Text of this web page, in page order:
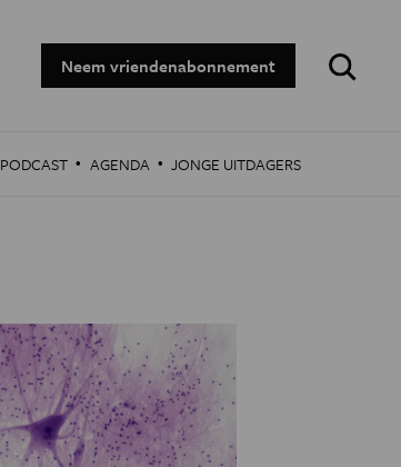
Neem vriendenabonnement
Zoeken:
PODCAST · AGENDA · JONGE UITDAGERS